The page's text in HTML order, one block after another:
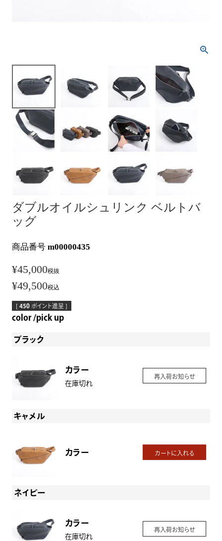
ダブルオイルシュリンク ベルトバ
ッグ
商品番号 m00000435
¥45,000税抜
¥49,500税込
[ 450 ポイント進呈 ]
color pick up
ブラック
カラー
在庫切れ
再入荷お知らせ
キャメル
カラー カートに入れる
ネイビー
カラー
在庫切れ
再入荷お知らせ